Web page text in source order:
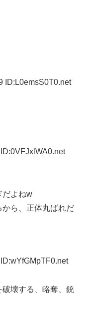
ID:L0emsS0T0.net
だよねw
ら、正体丸ばれだ
壊する、略奪、銃